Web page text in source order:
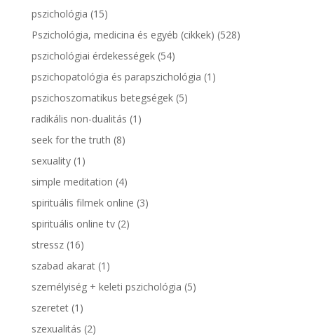
pszichológia (15)
Pszichológia, medicina és egyéb (cikkek) (528)
pszichológiai érdekességek(54)
pszichopatológia és parapszichológia (1)
pszichoszomatikus betegségek(5)
radikális non-dualitás (1)
seek for the truth (8)
sexuality(1)
simple meditation (4)
spirituális filmek online (3)
spirituális online tv(2)
stressz(16)
szabad akarat(1)
személyiség + keleti pszichológia (5)
szeretet(1)
szexualitás (2)